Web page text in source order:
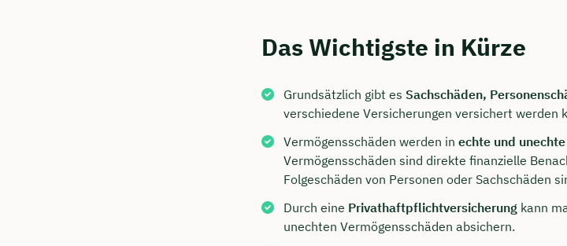
Das Wichtigste in Kürze
Grundsätzlich gibt es Sachschäden,
verschiedene Versicherungen versichert werden
Vermögensschäden werden in echte und
Vermögensschäden sind direkte finanzielle
Folgeschäden von Personen oder Sachschäden
Durch eine Privathaftpflichtversicherung kann
unechten Vermögensschäden absichern.